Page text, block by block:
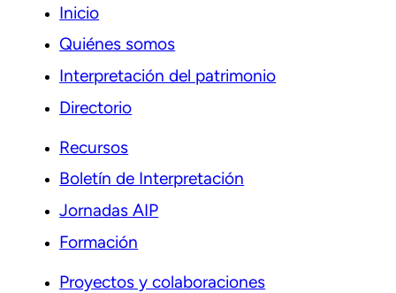
Inicio
Quiénes somos
Interpretación del patrimonio
Directorio
Recursos
Boletín de Interpretación
Jornadas AIP
Formación
Proyectos y colaboraciones